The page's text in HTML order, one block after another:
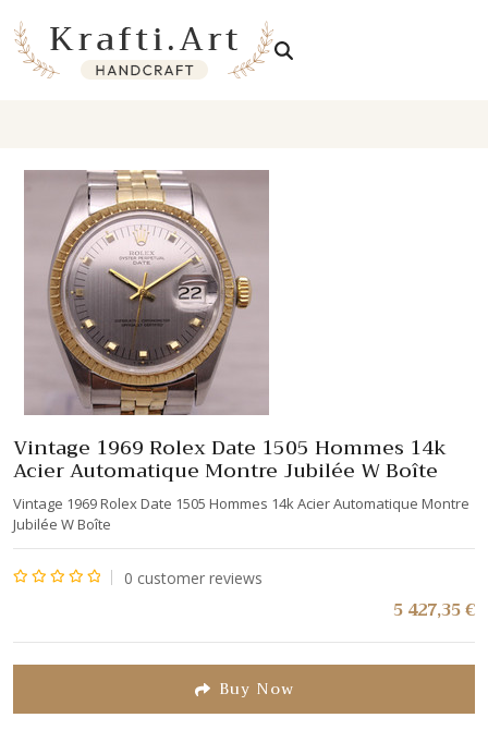
to
content
Vintage 1969 Rolex Date 1505 Hommes 14k
Acier Automatique Montre Jubilée W Boîte
Vintage 1969 Rolex Date 1505 Hommes 14k Acier Automatique Montre
Jubilée W Boîte
0 customer reviews
5 427,35€
Buy Now